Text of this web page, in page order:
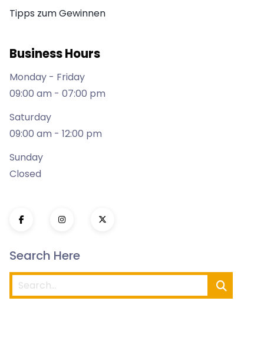
Tipps zum Gewinnen
Business Hours
Monday - Friday
09:00 am - 07:00 pm
Saturday
09:00 am - 12:00 pm
Sunday
Closed
Search Here